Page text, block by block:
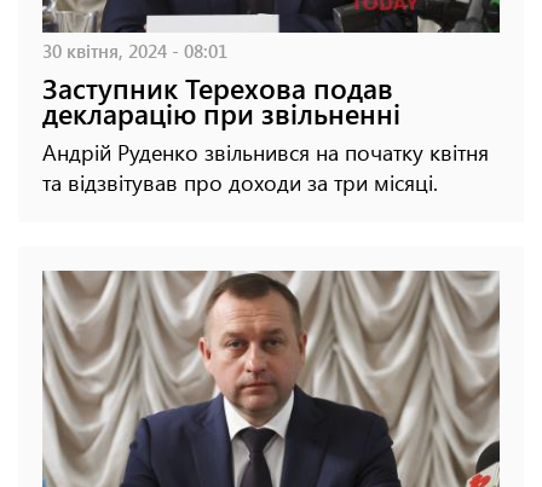
30 квітня, 2024 - 08:01
Заступник Терехова подав
декларацію при звільненні
Андрій Руденко звільнився на початку квітня
та відзвітував про доходи за три місяці.